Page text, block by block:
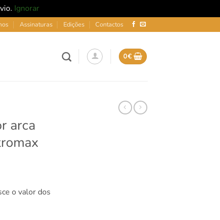
Ignorar
Assinaturas Edições Contactos
0€
arca
o valor dos